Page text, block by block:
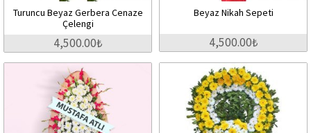
Turuncu Beyaz Gerbera Cenaze
Çelengi
4,500.00₺
Beyaz Nikah Sepeti
4,500.00₺